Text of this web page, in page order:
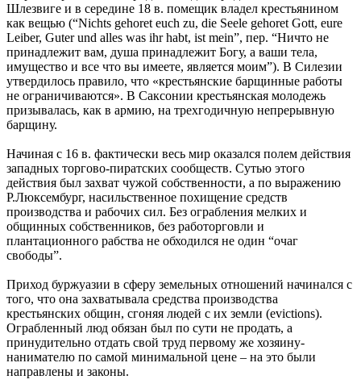
Шлезвиге и в середине 18 в. помещик владел крестьянином
как вещью (“Nichts gehoret euch zu, die Seele gehoret Gott, eure
Leiber, Guter und alles was ihr habt, ist mein”, пер. “Ничто не
принадлежит вам, душа принадлежит Богу, а ваши тела,
имущество и все что вы имеете, является моим”). В Силезии
утвердилось правило, что «крестьянские барщинные работы
не ограничиваются». В Саксонии крестьянская молодежь
призывалась, как в армию, на трехгодичную непрерывную
барщину.
Начиная с 16 в. фактически весь мир оказался полем действия
западных торгово-пиратских сообществ. Сутью этого
действия был захват чужой собственности, а по выражению
Р.Люксембург, насильственное похищение средств
производства и рабочих сил. Без ограбления мелких и
общинных собственников, без работорговли и
плантационного рабства не обходился не один “очаг
свободы”.
Приход буржуазии в сферу земельных отношений начинался с
того, что она захватывала средства производства
крестьянских общин, сгоняя людей с их земли (evictions).
Ограбленный люд обязан был по сути не продать, а
принудительно отдать свой труд первому же хозяину-
нанимателю по самой минимальной цене – на это были
направлены и законы.